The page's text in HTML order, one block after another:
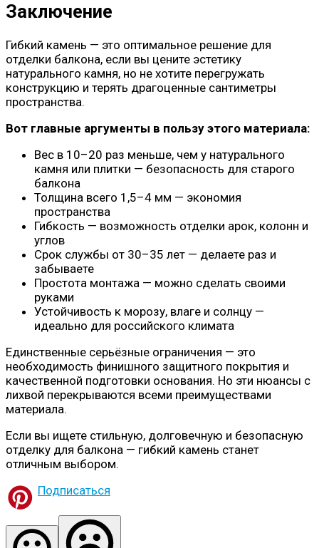
Заключение
Гибкий камень — это оптимальное решение для
отделки балкона, если вы цените эстетику
натурального камня, но не хотите перегружать
конструкцию и терять драгоценные сантиметры
пространства.
Вот главные аргументы в пользу этого материала:
Вес в 10–20 раз меньше, чем у натурального
камня или плитки — безопасность для старого
балкона
Толщина всего 1,5–4 мм — экономия
пространства
Гибкость — возможность отделки арок, колонн и
углов
Срок службы от 30–35 лет — делаете раз и
забываете
Простота монтажа — можно сделать своими
руками
Устойчивость к морозу, влаге и солнцу —
идеально для российского климата
Единственные серьёзные ограничения — это
необходимость финишного защитного покрытия и
качественной подготовки основания. Но эти нюансы с
лихвой перекрываются всеми преимуществами
материала.
Если вы ищете стильную, долговечную и безопасную
отделку для балкона — гибкий камень станет
отличным выбором.
Подписаться